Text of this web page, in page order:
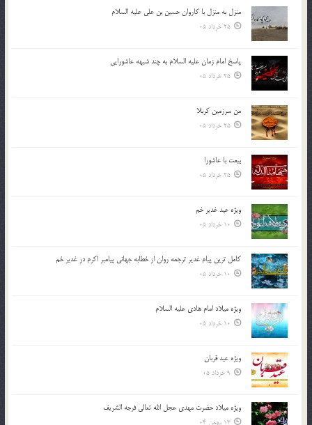
منزل به منزل با کاروان حسین بن علی علیه السلام
25 خرداد 05
پاسخ امام زمان علیه السلام به چند شبهه عاشورایی
25 خرداد 05
من سرزمین کربلا
25 خرداد 05
بیعت با عاشورا
25 خرداد 05
ویژه عید غدیر خم
10 خرداد 05
کامل ترین پیام غدیر ترجمه روان از خطابه جهانی پیامبر اکرم در غدیر خم
10 خرداد 05
ویژه میلاد امام هادی علیه السلام
10 خرداد 05
ویژه عید قربان
9 خرداد 05
ویژه میلاد حضرت مهدی عجل الله تعالی فرجه الشريف